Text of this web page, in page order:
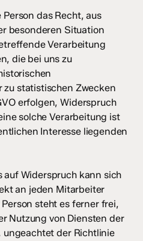
das Recht, aus
besonderen Situation
Verarbeitung
die bei uns zu
zu statistischen Zwecken
erfolgen, Widerspruch
solche Verarbeitung ist
Interesse liegenden
auf Widerspruch kann sich
an jeden Mitarbeiter
steht es ferner frei,
Nutzung von Diensten der
der Richtlinie